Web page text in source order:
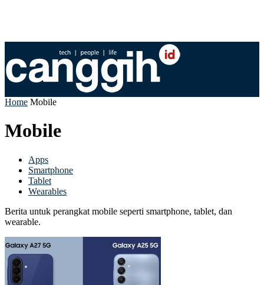
Home Mobile
Mobile
Apps
Smartphone
Tablet
Wearables
Berita untuk perangkat mobile seperti smartphone, tablet, dan
wearable.